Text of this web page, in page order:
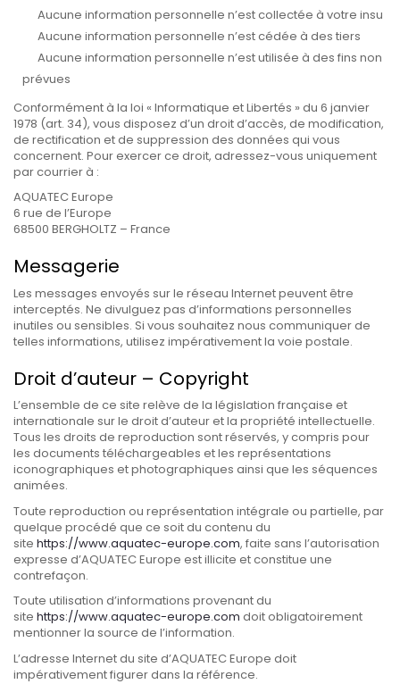
Aucune information personnelle n’est collectée à votre insu
Aucune information personnelle n’est cédée à des tiers
Aucune information personnelle n’est utilisée à des fins non
prévues
Conformément à la loi « Informatique et Libertés » du 6 janvier
1978 (art. 34), vous disposez d’un droit d’accès, de modification,
de rectification et de suppression des données qui vous
concernent. Pour exercer ce droit, adressez-vous uniquement
par courrier à :
AQUATEC Europe
6 rue de l’Europe
68500 BERGHOLTZ – France
Messagerie
Les messages envoyés sur le réseau Internet peuvent être
interceptés. Ne divulguez pas d’informations personnelles
inutiles ou sensibles. Si vous souhaitez nous communiquer de
telles informations, utilisez impérativement la voie postale.
Droit d’auteur – Copyright
L’ensemble de ce site relève de la législation française et
internationale sur le droit d’auteur et la propriété intellectuelle.
Tous les droits de reproduction sont réservés, y compris pour
les documents téléchargeables et les représentations
iconographiques et photographiques ainsi que les séquences
animées.
Toute reproduction ou représentation intégrale ou partielle, par
quelque procédé que ce soit du contenu du
site https://www.aquatec-europe.com, faite sans l’autorisation
expresse d’AQUATEC Europe est illicite et constitue une
contrefaçon.
Toute utilisation d’informations provenant du
site https://www.aquatec-europe.com doit obligatoirement
mentionner la source de l’information.
L’adresse Internet du site d’AQUATEC Europe doit
impérativement figurer dans la référence.